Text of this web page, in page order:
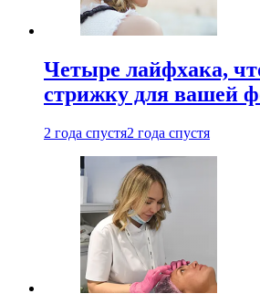
Четыре лайфхака,
стрижку для вашей
2 года спустя2 года спустя